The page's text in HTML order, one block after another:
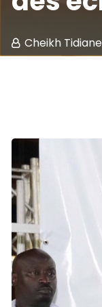
Cheikh